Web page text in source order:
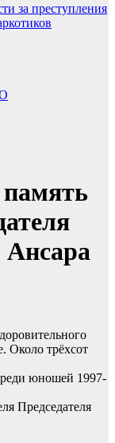
за преступления
Около трёхсот
юношей 1997-
Председателя